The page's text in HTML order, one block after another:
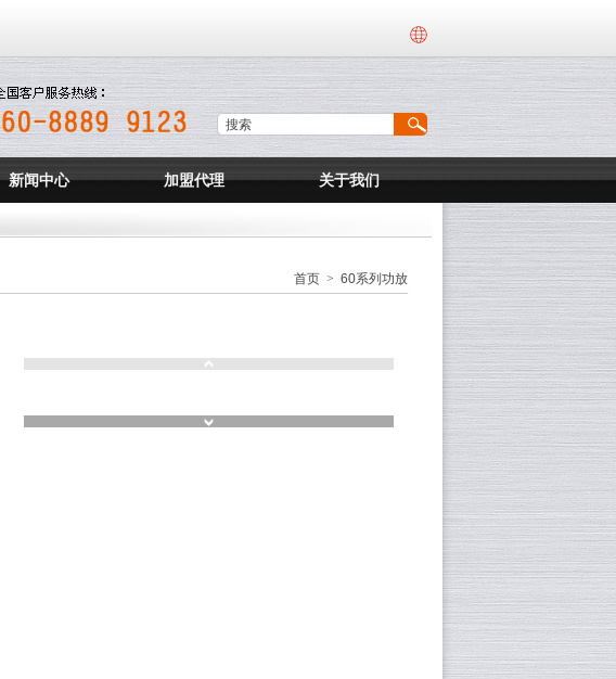
新闻中心 加盟代理 关于我们
首页 > 60系列功放